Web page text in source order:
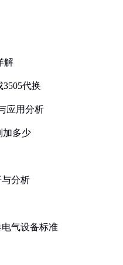
解
3505代换
应用分析
加多少
分析
气设备标准